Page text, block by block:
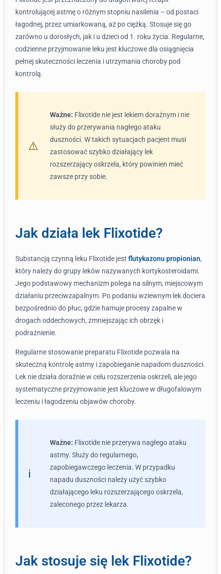
kontrolującej astmę o różnym stopniu nasilenia – od postaci
łagodnej, przez umiarkowaną, aż po ciężką. Stosuje się go
zarówno u dorosłych, jak i u dzieci od 1. roku życia. Regularne,
codzienne przyjmowanie leku jest kluczowe dla osiągnięcia
pełnej skuteczności leczenia i utrzymania choroby pod
kontrolą.
Ważne: Flixotide nie jest lekiem doraźnym i nie
służy do przerywania nagłego ataku
duszności. W takich sytuacjach pacjent musi
zastosować szybko działający lek
rozszerzający oskrzela, który powinien mieć
zawsze przy sobie.
Jak działa lek Flixotide?
Substancją czynną leku Flixotide jest flutykazonu propionian,
który należy do grupy leków nazywanych kortykosteroidami.
Jego podstawowy mechanizm polega na silnym, miejscowym
działaniu przeciwzapalnym. Po podaniu wziewnym lek dociera
bezpośrednio do płuc, gdzie hamuje procesy zapalne w
drogach oddechowych, zmniejszając ich obrzęk i
podrażnienie.
Regularne stosowanie preparatu Flixotide pozwala na
skuteczną kontrolę astmy i zapobieganie napadom duszności.
Lek nie działa doraźnie w celu rozszerzenia oskrzeli, ale jego
systematyczne przyjmowanie jest kluczowe w długofalowym
leczeniu i łagodzeniu objawów choroby.
Ważne: Flixotide nie przerywa nagłego ataku
astmy. Służy do regularnego,
zapobiegawczego leczenia. W przypadku
napadu duszności należy użyć szybko
działającego leku rozszerzającego oskrzela,
zaleconego przez lekarza.
Jak stosuje się lek Flixotide?